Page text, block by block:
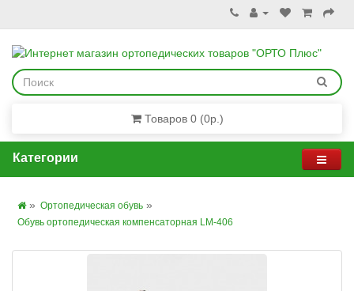
Товаров 0 (0р.)
Категории
Ортопедическая обувь
Обувь ортопедическая компенсаторная LM-406